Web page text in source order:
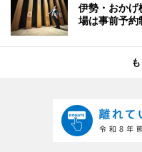
伊勢・おか
場は事前予約